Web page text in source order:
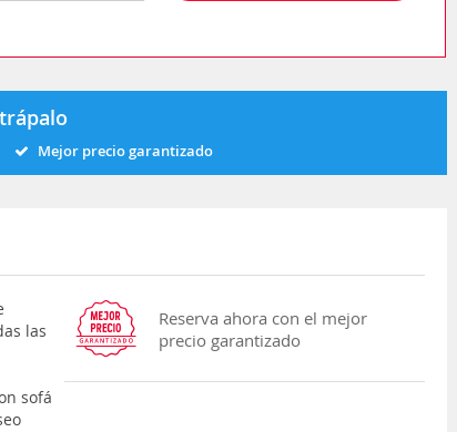
Mejor precio garantizado
las
sofá
Reserva ahora con el mejor
precio garantizado